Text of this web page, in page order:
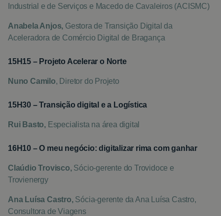
Industrial e de Serviços e Macedo de Cavaleiros (ACISMC)
Anabela Anjos, Gestora de Transição Digital da
Aceleradora de Comércio Digital de Bragança
15H15 – Projeto Acelerar o Norte
Nuno Camilo, Diretor do Projeto
15H30 – Transição digital e a Logística
Rui Basto, Especialista na área digital
16H10 – O meu negócio: digitalizar rima com ganhar
Claúdio Trovisco,Sócio-gerente do Trovidoce e
Trovienergy
Ana Luísa Castro,Sócia-gerente da Ana Luísa Castro,
Consultora de Viagens